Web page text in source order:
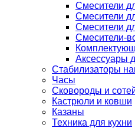
Смесители
Смесители
Смесители
Смесители-
Аксессуары
Стабилизаторы
Часы
Сковороды и
Кастрюли и ковши
Казаны
Техника для кухни